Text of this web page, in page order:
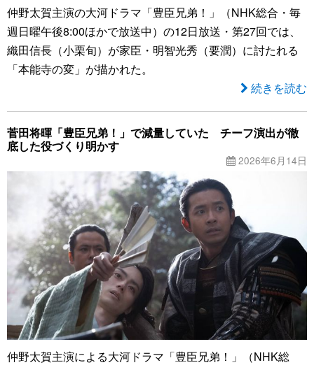
仲野太賀主演の大河ドラマ「豊臣兄弟！」（NHK総合・毎
週日曜午後8:00ほかで放送中）の12日放送・第27回では、
織田信長（小栗旬）が家臣・明智光秀（要潤）に討たれる
「本能寺の変」が描かれた。
続きを読む
菅田将暉「豊臣兄弟！」で減量していた チーフ演出が徹
底した役づくり明かす
2026年6月14日
仲野太賀主演による大河ドラマ「豊臣兄弟！」（NHK総